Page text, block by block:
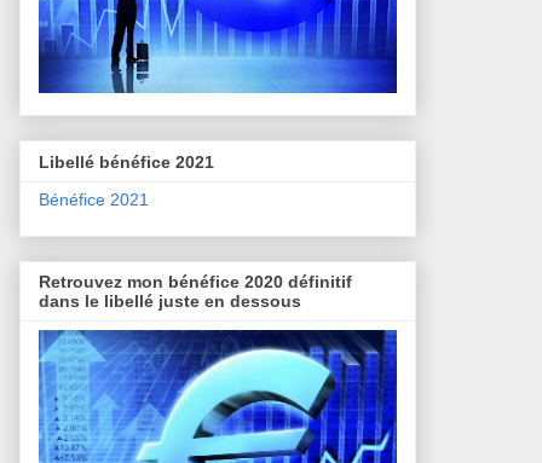
Libellé bénéfice 2021
Bénéfice 2021
Retrouvez mon bénéfice 2020 définitif
dans le libellé juste en dessous